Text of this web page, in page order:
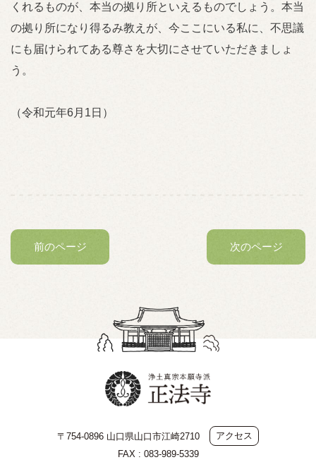
くれるものが、本当の拠り所といえるものでしょう。本当
の拠り所になり得るみ教えが、今ここにいる私に、不思議
にも届けられてある尊さを大切にさせていただきましょ
う。
（令和元年6月1日）
前のページ 次のページ
〒754-0896 山口県山口市江崎2710
アクセス
FAX : 083-989-5339